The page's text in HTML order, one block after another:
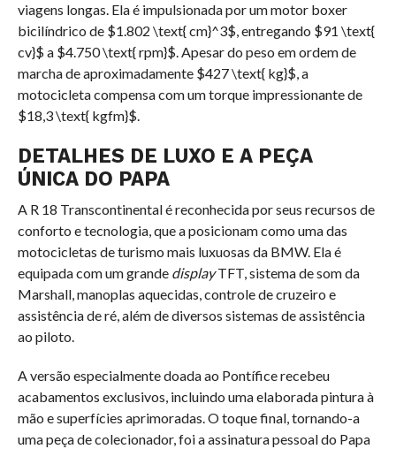
viagens longas. Ela é impulsionada por um motor boxer
bicilíndrico de $1.802 \text{ cm}^3$, entregando $91 \text{
cv}$a $4.750 \text{ rpm}$. Apesar do peso em ordem de
marcha de aproximadamente $427 \text{ kg}$, a
motocicleta compensa com um torque impressionante de
$18,3 \text{ kgfm}$.
DETALHES DE LUXO E A PEÇA
ÚNICA DO PAPA
A R 18 Transcontinental é reconhecida por seus recursos de
conforto e tecnologia, que a posicionam como uma das
motocicletas de turismo mais luxuosas da BMW. Ela é
equipada com um grande displayTFT, sistema de som da
Marshall, manoplas aquecidas, controle de cruzeiro e
assistência de ré, além de diversos sistemas de assistência
ao piloto.
A versão especialmente doada ao Pontífice recebeu
acabamentos exclusivos, incluindo uma elaborada pintura à
mão e superfícies aprimoradas. O toque final, tornando-a
uma peça de colecionador, foi a assinatura pessoal do Papa